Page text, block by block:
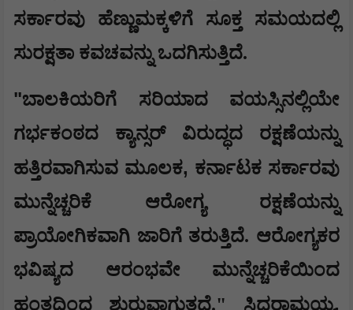
ಸರ್ಕಾರವು ಹೆಣ್ಣುಮಕ್ಕಳಿಗೆ ಸೂಕ್ತ ಸಮಯದಲ್ಲಿ
ಸುರಕ್ಷತಾ ಕವಚವನ್ನು ಒದಗಿಸುತ್ತಿದೆ.
​"ಬಾಲಕಿಯರಿಗೆ ಸರಿಯಾದ ವಯಸ್ಸಿನಲ್ಲಿಯೇ
ಗರ್ಭಕಂಠದ ಕ್ಯಾನ್ಸರ್ ವಿರುದ್ಧದ ರಕ್ಷಣೆಯನ್ನು
ಹತ್ತಿರವಾಗಿಸುವ ಮೂಲಕ, ಕರ್ನಾಟಕ ಸರ್ಕಾರವು
ಮುನ್ನೆಚ್ಚರಿಕೆ ಆರೋಗ್ಯ ರಕ್ಷಣೆಯನ್ನು
ಪ್ರಾಯೋಗಿಕವಾಗಿ ಜಾರಿಗೆ ತರುತ್ತಿದೆ. ಆರೋಗ್ಯಕರ
ಭವಿಷ್ಯದ ಆರಂಭವೇ ಮುನ್ನೆಚ್ಚರಿಕೆಯಿಂದ
ಹಂತದಿಂದ ಶುರುವಾಗುತ್ತದೆ."
ಸಿದ್ದರಾಮಯ್ಯ,